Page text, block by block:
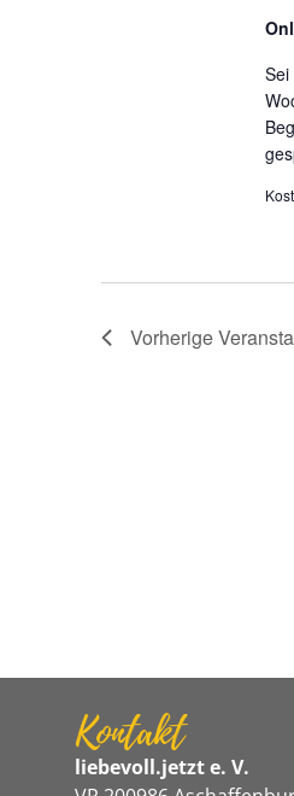
Vorherige
Kontakt
liebevoll.jetzt e. V.